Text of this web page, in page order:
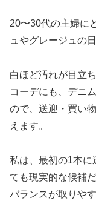
20〜30代の主婦に
ュやグレージュの
白ほど汚れが目立
コーデにも、デニ
ので、送迎・買い
えます。
私は、最初の1本に
ても現実的な候補
バランスが取りや